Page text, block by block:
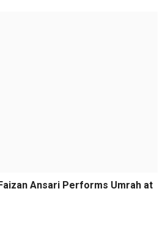
Ansari Performs Umrah at